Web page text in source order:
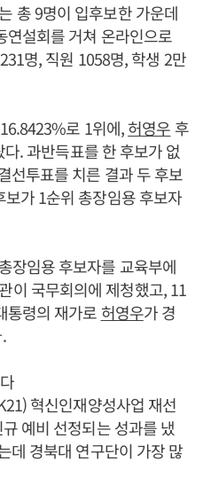
총 9명이 입후보한 가운데
연설회를 거쳐 온라인으로
명, 직원 1058명, 학생 2만
로 1위에,허영우 후
. 과반득표를 한 후보가 없
선투표를 치른 결과 두 후보
보가 1순위 총장임용 후보자
장임용 후보자를 교육부에
이 국무회의에 제청했고, 11
통령의 재가로 허영우가 경
혁신인재양성사업 재선
예비 선정되는 성과를 냈
데 경북대 연구단이 가장 많